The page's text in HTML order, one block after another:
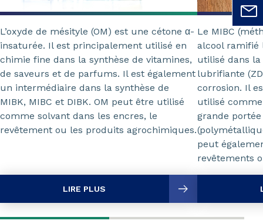
L’oxyde de mésityle (OM) est une cétone α-
insaturée. Il est principalement utilisé en
chimie fine dans la synthèse de vitamines,
de saveurs et de parfums. Il est également
un intermédiaire dans la synthèse de
MIBK, MIBC et DIBK. OM peut être utilisé
comme solvant dans les encres, le
revêtement ou les produits agrochimiques.
LIRE PLUS
Le MIBC
alcool ramifié
utilisé dans la
lubrifiante
corrosion. Il
utilisé
grande
peut
revêtements